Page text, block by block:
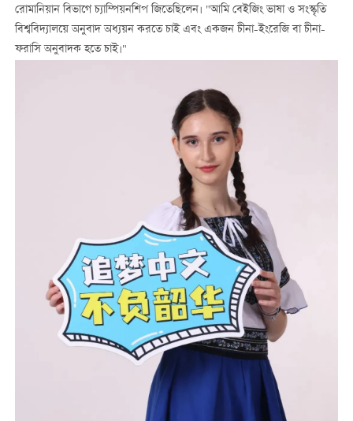
রোমানিয়ান বিভাগে চ্যাম্পিয়নশিপ জিতেছিলেন। "আমি বেইজিং ভাষা ও সংস্কৃতি
বিশ্ববিদ্যালয়ে অনুবাদ অধ্যয়ন করতে চাই এবং একজন চীনা-ইংরেজি বা চীনা-
ফরাসি অনুবাদক হতে চাই।"